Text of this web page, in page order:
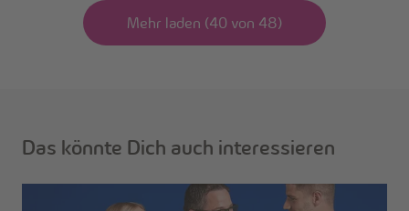
Mehr laden (40 von 48)
Das könnte Dich auch interessieren